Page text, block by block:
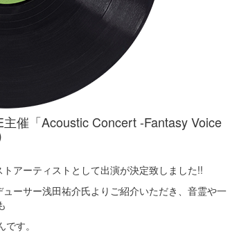
催「Acoustic Concert -Fantasy Voice
アーティストとして出演が決定致しました!!
ーサー浅田祐介氏よりご紹介いただき、音霊や一
す。